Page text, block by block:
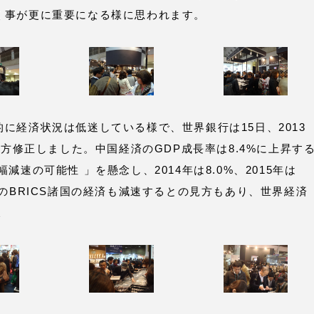
が更に重要になる様に思われます。
経済状況は低迷している様で、世界銀行は15日、2013
修正しました。中国経済のGDP成長率は8.4%に上昇する
減速の可能性 」を懸念し、2014年は8.0%、2015年は
BRICS諸国の経済も減速するとの見方もあり、世界経済